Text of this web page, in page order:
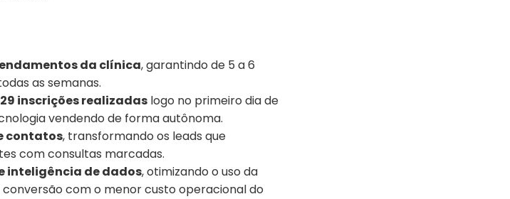
da clínica, garantindo de 5 a 6
as semanas.
inscrições realizadas logo no primeiro dia de
vendendo de forma autônoma.
contatos, transformando os leads que
com consultas marcadas.
inteligência de dados, otimizando o uso da
com o menor custo operacional do